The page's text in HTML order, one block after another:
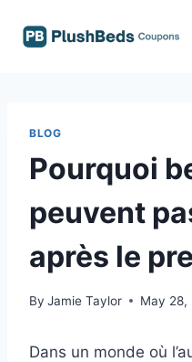
BLOG
Pourquoi
peuvent
après le
By Jamie Taylor May 28,
Dans un monde où